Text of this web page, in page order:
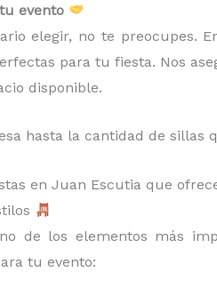
evento
elegir, no te preocupes.
para tu fiesta. Nos
disponible.
hasta la cantidad de
en Juan Escutia que
de los elementos más
tu evento: